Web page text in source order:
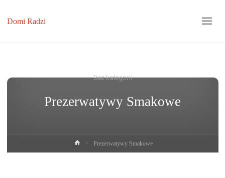
Domi Radzi
Prezerwatywy Smakowe
Bez kategorii
Strona
główna
Prezerwatywy Smakowe